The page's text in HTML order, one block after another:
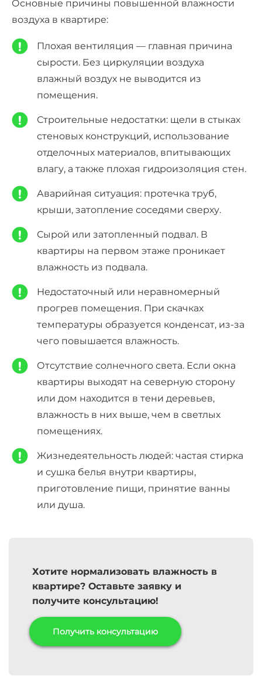
Основные причины повышенной влажности
воздуха в квартире:
Плохая вентиляция — главная причина
сырости. Без циркуляции воздуха
влажный воздух не выводится из
помещения.
Строительные недостатки: щели в стыках
стеновых конструкций, использование
отделочных материалов, впитывающих
влагу, а также плохая гидроизоляция стен.
Аварийная ситуация: протечка труб,
крыши, затопление соседями сверху.
Сырой или затопленный подвал. В
квартиры на первом этаже проникает
влажность из подвала.
Недостаточный или неравномерный
прогрев помещения. При скачках
температуры образуется конденсат, из-за
чего повышается влажность.
Отсутствие солнечного света. Если окна
квартиры выходят на северную сторону
или дом находится в тени деревьев,
влажность в них выше, чем в светлых
помещениях.
Жизнедеятельность людей: частая стирка
и сушка белья внутри квартиры,
приготовление пищи, принятие ванны
или душа.
Хотите нормализовать влажность в
квартире? Оставьте заявку и
получите консультацию!
Получить консультацию